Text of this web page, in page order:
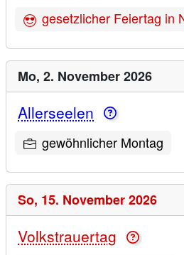
gesetzlicher Feiertag in
Mo, 2. November 2026
Allerseelen
gewöhnlicher Montag
So, 15. November 2026
Volkstrauertag